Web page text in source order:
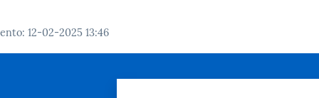
: 12-02-2025 13:46